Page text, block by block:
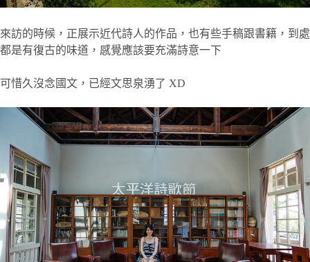
來訪的時候，正展示近代詩人的作品，也有些手稿跟書籍，到處
都是有復古的味道，感覺應該要充滿詩意一下
可惜久沒念國文，已經文思泉湧了 XD